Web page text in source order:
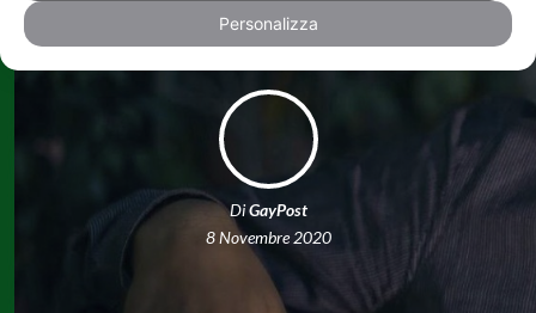
DiGayPost
8 Novembre 2020
Personalizza